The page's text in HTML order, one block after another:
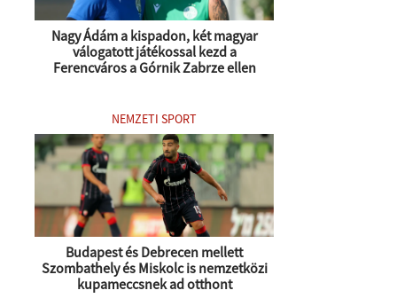
Nagy Ádám a kispadon, két magyar
válogatott játékossal kezd a
Ferencváros a Górnik Zabrze ellen
NEMZETI SPORT
Budapest és Debrecen mellett
Szombathely és Miskolc is nemzetközi
kupameccsnek ad otthont